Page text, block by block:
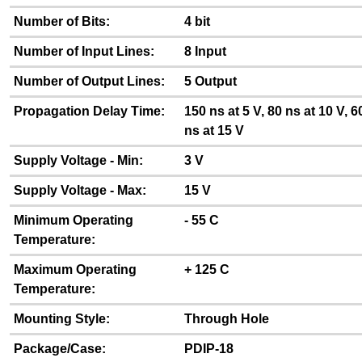
Number of Bits: 4 bit
Number of Input Lines: 8 Input
Number of Output Lines: 5 Output
Propagation Delay Time:
150 ns at 5 V, 80 ns at 10 V,
ns at 15 V
Supply Voltage - Min: 3 V
Supply Voltage - Max: 15 V
Minimum Operating
Temperature:
- 55 C
Maximum Operating
Temperature:
+ 125 C
Mounting Style: Through Hole
Package/Case: PDIP-18